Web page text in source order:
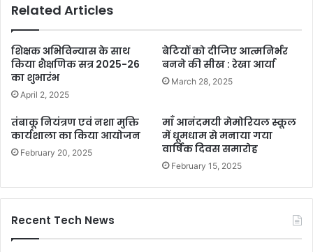
Related Articles
शिक्षक अभिविन्यास के साथ
किया शैक्षणिक सत्र 2025-26
का शुभारंभ
April 2, 2025
बेटियों को दीजिए आत्मनिर्भर
बनने की सीख : रेखा आर्या
March 28, 2025
तंबाकू नियंत्रण एवं नशा मुक्ति
कार्यशाला का किया आयोजन
February 20, 2025
माँ आनंदमयी मेमोरियल स्कूल
में धूमधाम से मनाया गया
वार्षिक दिवस समारोह
February 15, 2025
Recent Tech News